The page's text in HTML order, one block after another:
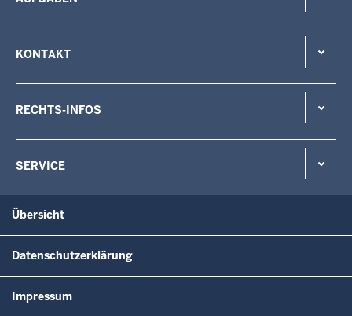
KONTAKT
RECHTS-INFOS
SERVICE
Übersicht
Datenschutzerklärung
Impressum